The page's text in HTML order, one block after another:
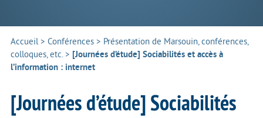
Accueil> Conférences > Présentation de Marsouin, conférences,
colloques, etc.> [Journées d’étude] Sociabilités et accès à
l’information : internet
[Journées d’étude] Sociabilités